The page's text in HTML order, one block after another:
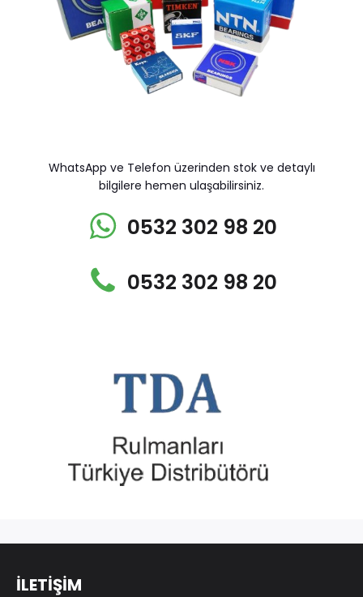
WhatsApp ve Telefon üzerinden stok ve detaylı
bilgilere hemen ulaşabilirsiniz.
0532 302 98 20
0532 302 98 20
İLETİŞİM